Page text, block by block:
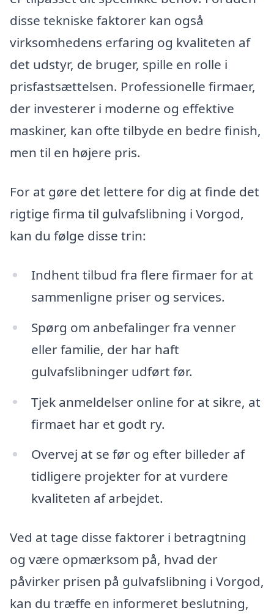
disse tekniske faktorer kan også
virksomhedens erfaring og kvaliteten af
det udstyr, de bruger, spille en rolle i
prisfastsættelsen. Professionelle firmaer,
der investerer i moderne og effektive
maskiner, kan ofte tilbyde en bedre finish,
men til en højere pris.
For at gøre det lettere for dig at finde det
rigtige firma til gulvafslibning i Vorgod,
kan du følge disse trin:
Indhent tilbud fra flere firmaer for at
sammenligne priser og services.
Spørg om anbefalinger fra venner
eller familie, der har haft
gulvafslibninger udført før.
Tjek anmeldelser online for at sikre, at
firmaet har et godt ry.
Overvej at se før og efter billeder af
tidligere projekter for at vurdere
kvaliteten af arbejdet.
Ved at tage disse faktorer i betragtning
og være opmærksom på, hvad der
påvirker prisen på gulvafslibning i Vorgod,
kan du træffe en informeret beslutning,